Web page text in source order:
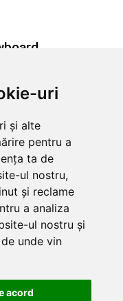
uri
și alte
pentru a
ta de
ul nostru,
și reclame
a analiza
ul nostru și
unde vin
acord
Rome SDS
& longboard
rolele
ochelarii
de soare Oakley
de soare Alpina
manusi